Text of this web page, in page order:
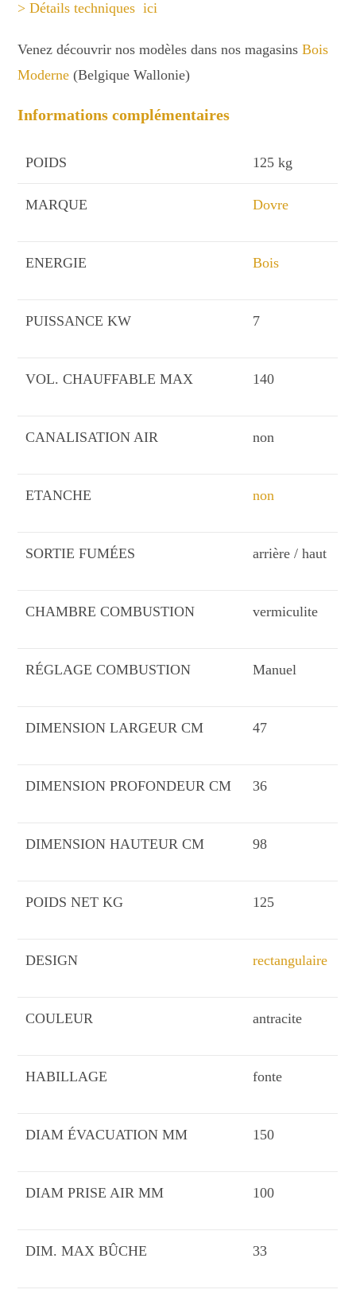
> Détails techniques ici
Venez découvrir nos modèles dans nos magasinsBois
Moderne (Belgique Wallonie)
Informations complémentaires
POIDS 125 kg
MARQUE Dovre
ENERGIE Bois
PUISSANCE KW 7
VOL. CHAUFFABLE MAX 140
CANALISATION AIR non
ETANCHE non
SORTIE FUMÉES arrière / haut
CHAMBRE COMBUSTION vermiculite
RÉGLAGE COMBUSTION Manuel
DIMENSION LARGEUR CM 47
DIMENSION PROFONDEUR CM 36
DIMENSION HAUTEUR CM 98
POIDS NET KG 125
DESIGN rectangulaire
COULEUR antracite
HABILLAGE fonte
DIAM ÉVACUATION MM 150
DIAM PRISE AIR MM 100
DIM. MAX BÛCHE 33